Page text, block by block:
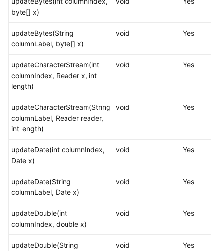
最
佳
践
义
函
数
存
程
治
事
byte[] x)
updateBytes(String
columnLabel, byte[] x)
void Yes
updateCharacterStream(int
columnIndex, Reader x, int
length)
void Yes
updateCharacterStream(String
columnLabel, Reader reader,
int length)
void Yes
updateDate(int columnIndex,
Date x)
void Yes
updateDate(String
columnLabel, Date x)
void Yes
updateDouble(int
columnIndex, double x)
void Yes
updateDouble(String
void Yes